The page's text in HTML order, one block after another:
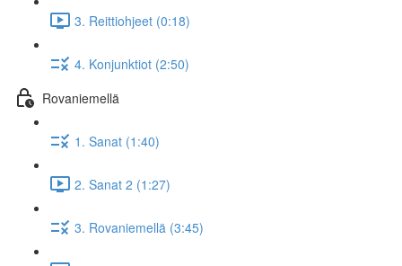
3. Reittiohjeet (0:18)
4. Konjunktiot (2:50)
Rovaniemellä
1. Sanat (1:40)
2. Sanat 2 (1:27)
3. Rovaniemellä (3:45)